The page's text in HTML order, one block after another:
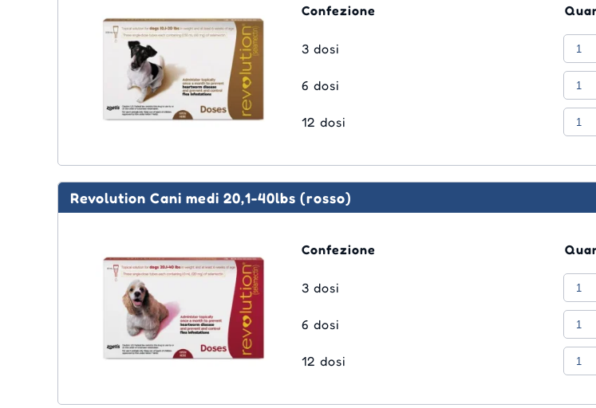
Confezione
3 dosi
6 dosi
12 dosi
Revolution Cani medi 20,1-40lbs (rosso)
Confezione
3 dosi
6 dosi
12 dosi